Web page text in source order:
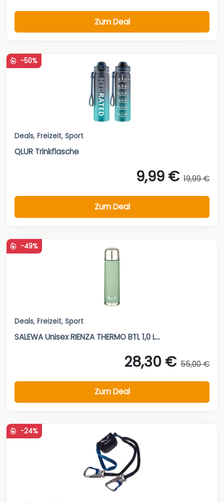
Zum Deal
-50%
Deals, Freizeit, Sport
QLUR Trinkflasche
9,99 € 19,99 €
Zum Deal
-49%
Deals, Freizeit, Sport
SALEWA Unisex RIENZA THERMO BTL 1,0 L...
28,30 € 55,00 €
Zum Deal
-24%